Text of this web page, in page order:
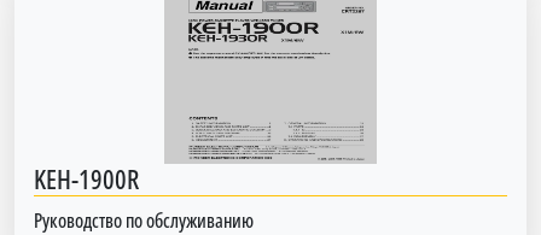
KEH-1900R
Руководство по обслуживанию